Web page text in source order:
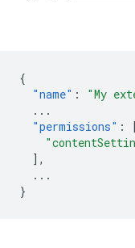
{
"name" : "My
...
"permissions" :
],
...
}